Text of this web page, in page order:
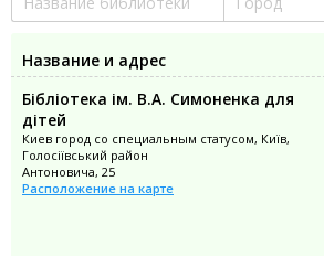
Название и адрес
Бібліотека ім. В.А. Симоненка для
дітей
Киев город со специальным статусом, Київ,
Голосіївський район
Антоновича, 25
Расположение на карте